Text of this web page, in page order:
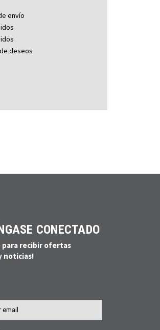
envío
deseos
CONECTADO
para recibir ofertas
noticias!